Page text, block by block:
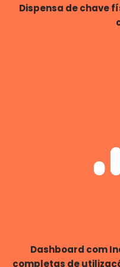
Dispensa de chave
Dashboard com
completas de